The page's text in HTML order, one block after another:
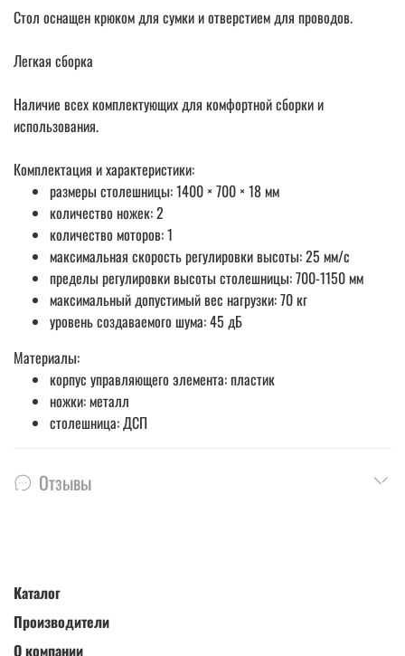
Стол оснащен крюком для сумки и отверстием для проводов.
Легкая сборка
Наличие всех комплектующих для комфортной сборки и
использования.
Комплектация и характеристики:
размеры столешницы: 1400 × 700 × 18 мм
количество ножек: 2
количество моторов: 1
максимальная скорость регулировки высоты: 25 мм/с
пределы регулировки высоты столешницы: 700-1150 мм
максимальный допустимый вес нагрузки: 70 кг
уровень создаваемого шума: 45 дБ
Материалы:
корпус управляющего элемента: пластик
ножки: металл
столешница: ДСП
Отзывы
Каталог
Производители
О компании